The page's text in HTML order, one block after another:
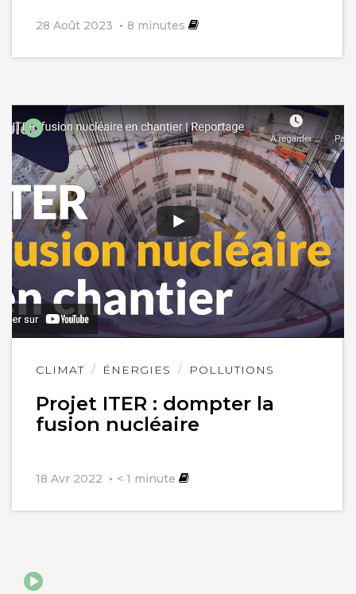
28 Août 2023 8 minutes
CLIMAT ÉNERGIES POLLUTIONS
Projet ITER : dompter la
fusion nucléaire
18 Avr 2022 < 1 minute
Lire